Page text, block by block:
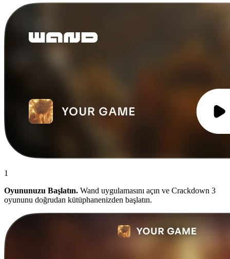
1
Oyununuzu Başlatın. Wand uygulamasını açın ve Crackdown 3
oyununu doğrudan kütüphanenizden başlatın.